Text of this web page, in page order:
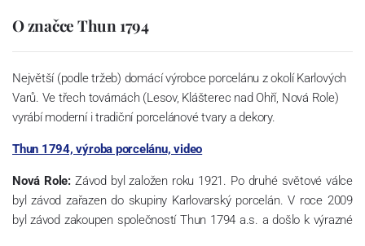
O značce Thun 1794
Největší (podle tržeb) domácí výrobce porcelánu z okolí Karlových
Varů. Ve třech továrnách (Lesov, Klášterec nad Ohří, Nová Role)
vyrábí moderní i tradiční porcelánové tvary a dekory.
Thun 1794, výroba porcelánu, video
Nová Role: Závod byl založen roku 1921. Po druhé světové válce
byl závod zařazen do skupiny Karlovarský porcelán. V roce 2009
byl závod zakoupen společností Thun 1794 a.s. a došlo k výrazné